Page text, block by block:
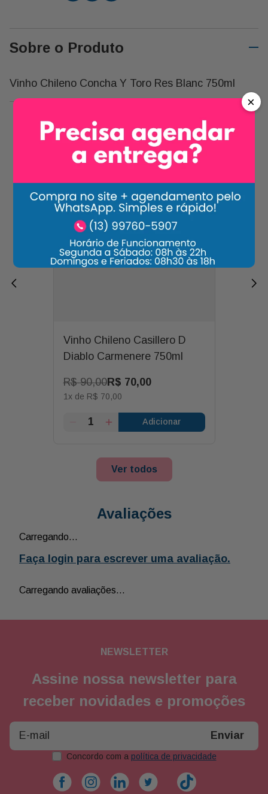
Sobre o Produto
Vinho Chileno Concha Y Toro Res Blanc 750ml
Carrossel Descrição
Vinho Chileno Casillero D
Diablo Carmenere 750ml
R$ 90,00R$ 70,00
1x de R$ 70,00
Adicionar
Ver todos
Avaliações
Carregando…
Faça login para escrever uma avaliação.
Carregando avaliações…
NEWSLETTER
Assine nossa newsletter para
receber novidades e promoções
Enviar
Concordo com a política de privacidade
×